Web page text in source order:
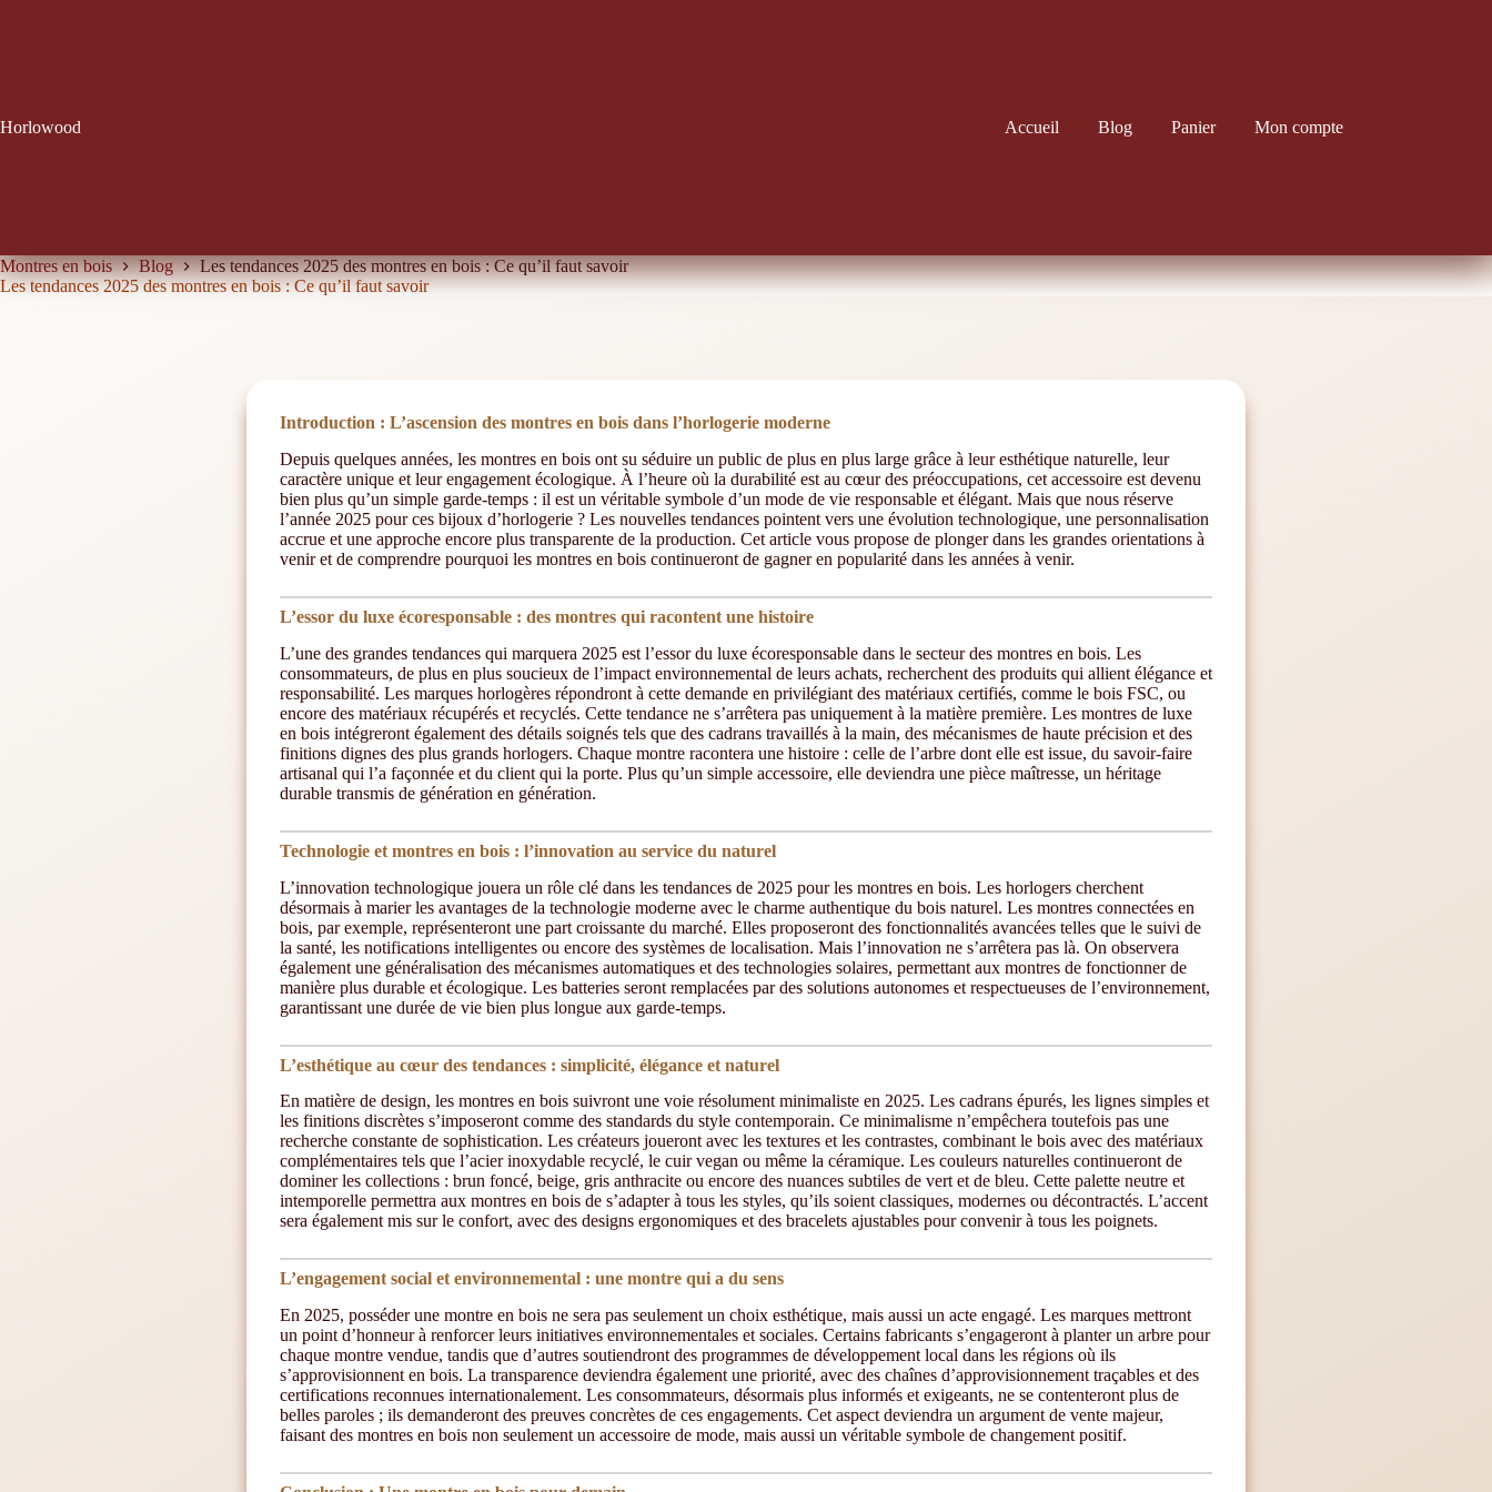
Horlowood Accueil Blog Panier Mon compte
Montres en bois Blog
Les tendances 2025 des montres en bois : Ce qu’il faut savoir
Les tendances 2025 des montres en bois : Ce qu’il faut savoir
Introduction : L’ascension des montres en bois dans l’horlogerie moderne
Depuis quelques années, les montres en bois ont su séduire un public de plus en plus large grâce à leur esthétique naturelle, leur
caractère unique et leur engagement écologique. À l’heure où la durabilité est au cœur des préoccupations, cet accessoire est devenu
bien plus qu’un simple garde-temps : il est un véritable symbole d’un mode de vie responsable et élégant. Mais que nous réserve
l’année 2025 pour ces bijoux d’horlogerie ? Les nouvelles tendances pointent vers une évolution technologique, une personnalisation
accrue et une approche encore plus transparente de la production. Cet article vous propose de plonger dans les grandes orientations à
venir et de comprendre pourquoi les montres en bois continueront de gagner en popularité dans les années à venir.
L’essor du luxe écoresponsable : des montres qui racontent une histoire
L’une des grandes tendances qui marquera 2025 est l’essor du luxe écoresponsable dans le secteur des montres en bois. Les
consommateurs, de plus en plus soucieux de l’impact environnemental de leurs achats, recherchent des produits qui allient élégance et
responsabilité. Les marques horlogères répondront à cette demande en privilégiant des matériaux certifiés, comme le bois FSC, ou
encore des matériaux récupérés et recyclés. Cette tendance ne s’arrêtera pas uniquement à la matière première. Les montres de luxe
en bois intégreront également des détails soignés tels que des cadrans travaillés à la main, des mécanismes de haute précision et des
finitions dignes des plus grands horlogers. Chaque montre racontera une histoire : celle de l’arbre dont elle est issue, du savoir-faire
artisanal qui l’a façonnée et du client qui la porte. Plus qu’un simple accessoire, elle deviendra une pièce maîtresse, un héritage
durable transmis de génération en génération.
Technologie et montres en bois : l’innovation au service du naturel
L’innovation technologique jouera un rôle clé dans les tendances de 2025 pour les montres en bois. Les horlogers cherchent
désormais à marier les avantages de la technologie moderne avec le charme authentique du bois naturel. Les montres connectées en
bois, par exemple, représenteront une part croissante du marché. Elles proposeront des fonctionnalités avancées telles que le suivi de
la santé, les notifications intelligentes ou encore des systèmes de localisation. Mais l’innovation ne s’arrêtera pas là. On observera
également une généralisation des mécanismes automatiques et des technologies solaires, permettant aux montres de fonctionner de
manière plus durable et écologique. Les batteries seront remplacées par des solutions autonomes et respectueuses de l’environnement,
garantissant une durée de vie bien plus longue aux garde-temps.
L’esthétique au cœur des tendances : simplicité, élégance et naturel
En matière de design, les montres en bois suivront une voie résolument minimaliste en 2025. Les cadrans épurés, les lignes simples et
les finitions discrètes s’imposeront comme des standards du style contemporain. Ce minimalisme n’empêchera toutefois pas une
recherche constante de sophistication. Les créateurs joueront avec les textures et les contrastes, combinant le bois avec des matériaux
complémentaires tels que l’acier inoxydable recyclé, le cuir vegan ou même la céramique. Les couleurs naturelles continueront de
dominer les collections : brun foncé, beige, gris anthracite ou encore des nuances subtiles de vert et de bleu. Cette palette neutre et
intemporelle permettra aux montres en bois de s’adapter à tous les styles, qu’ils soient classiques, modernes ou décontractés. L’accent
sera également mis sur le confort, avec des designs ergonomiques et des bracelets ajustables pour convenir à tous les poignets.
L’engagement social et environnemental : une montre qui a du sens
En 2025, posséder une montre en bois ne sera pas seulement un choix esthétique, mais aussi un acte engagé. Les marques mettront
un point d’honneur à renforcer leurs initiatives environnementales et sociales. Certains fabricants s’engageront à planter un arbre pour
chaque montre vendue, tandis que d’autres soutiendront des programmes de développement local dans les régions où ils
s’approvisionnent en bois. La transparence deviendra également une priorité, avec des chaînes d’approvisionnement traçables et des
certifications reconnues internationalement. Les consommateurs, désormais plus informés et exigeants, ne se contenteront plus de
belles paroles ; ils demanderont des preuves concrètes de ces engagements. Cet aspect deviendra un argument de vente majeur,
faisant des montres en bois non seulement un accessoire de mode, mais aussi un véritable symbole de changement positif.